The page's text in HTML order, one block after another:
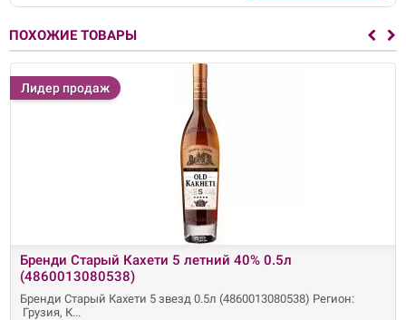
ПОХОЖИЕ ТОВАРЫ
Лидер продаж
Бренди Старый Кахети 5 летний 40% 0.5л
(4860013080538)
Бренди Старый Кахети 5 звезд 0.5л (4860013080538) Регион:
Грузия, К